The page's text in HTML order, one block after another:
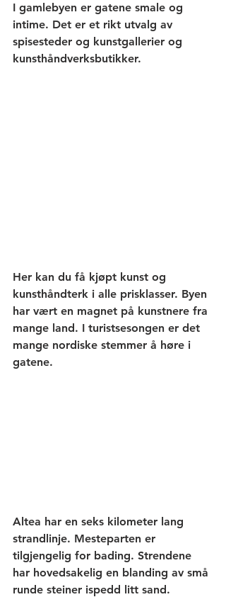
I gamlebyen er gatene smale og
intime. Det er et rikt utvalg av
spisesteder og kunstgallerier og
kunsthåndverksbutikker.
Her kan du få kjøpt kunst og
kunsthåndterk i alle prisklasser. Byen
har vært en magnet på kunstnere fra
mange land. I turistsesongen er det
mange nordiske stemmer å høre i
gatene.
Altea har en seks kilometer lang
strandlinje. Mesteparten er
tilgjengelig for bading. Strendene
har hovedsakelig en blanding av små
runde steiner ispedd litt sand.